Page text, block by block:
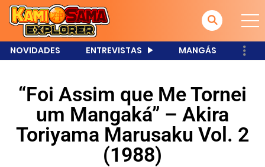
NOVIDADES ENTREVISTAS MANGÁS
“Foi Assim que Me Tornei
um Mangaká” – Akira
Toriyama Marusaku Vol. 2
(1988)